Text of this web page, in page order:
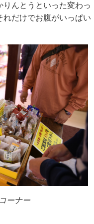
んとうといった変わっ
れだけでお腹がいっぱい
ーナー